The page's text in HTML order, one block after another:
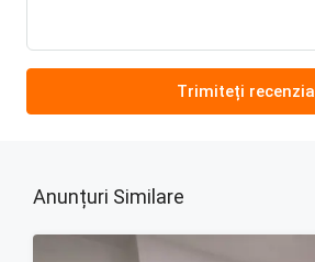
Trimiteți recenzia
Anunțuri Similare